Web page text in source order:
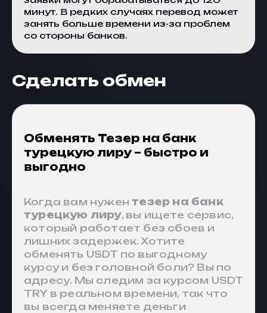
минут. В редких случаях перевод может
занять больше времени из-за проблем
со стороны банков.
Сделать обмен
Обменять Тезер на банк
турецкую лиру – быстро и
выгодно
Когда вам нужен тезер на банк
турецкую лиру, вы ищете сервис,
который работает без сбоев и
лишних задержек. Хотите
обменять USDT по выгодному
курсу и без головной боли? Вы по
адресу. Мы следим за курсом USDT
TRY в реальном времени, так что
вы всегда меняете деньги